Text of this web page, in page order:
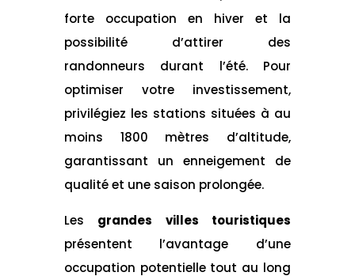
forte occupation en hiver et la
possibilité d’attirer des
randonneurs durant l’été. Pour
optimiser votre investissement,
privilégiez les stations situées à au
moins 1800 mètres d’altitude,
garantissant un enneigement de
qualité et une saison prolongée.
Les grandes villes touristiques
présentent l’avantage d’une
occupation potentielle tout au long